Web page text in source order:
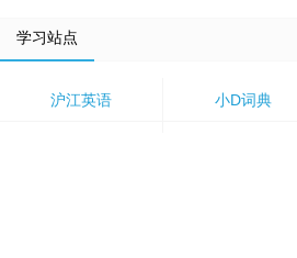
学习站点
沪江英语 小D词典